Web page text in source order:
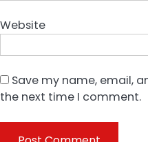
Website
Save my name, email,
the next time I comment.